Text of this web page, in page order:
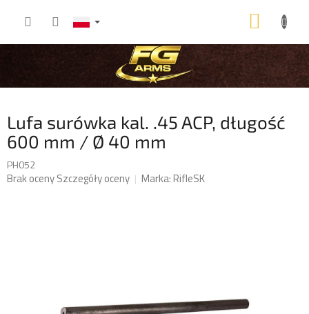
Lufa surówka kal. .45 ACP, długość
600 mm / Ø 40 mm
PH052
Średnia
Brak ocenySzczegóły oceny Marka:RifleSK